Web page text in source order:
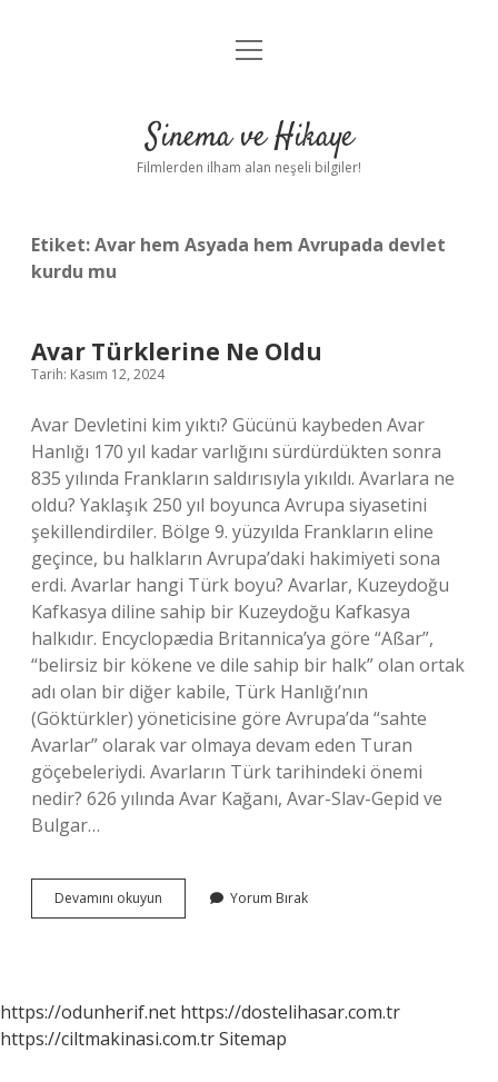
Gizlilik Politikası
Yasal Uyarı
menüyü
Sinema ve Hikaye
Filmlerden ilham alan neşeli bilgiler!
Etiket:Avar hem Asyada hem Avrupada devlet
kurdu mu
Avar Türklerine Ne Oldu
Tarih: Kasım 12, 2024
Avar Devletini kim yıktı? Gücünü kaybeden Avar
Hanlığı 170 yıl kadar varlığını sürdürdükten sonra
835 yılında Frankların saldırısıyla yıkıldı. Avarlara ne
oldu? Yaklaşık 250 yıl boyunca Avrupa siyasetini
şekillendirdiler. Bölge 9. yüzyılda Frankların eline
geçince, bu halkların Avrupa’daki hakimiyeti sona
erdi. Avarlar hangi Türk boyu? Avarlar, Kuzeydoğu
Kafkasya diline sahip bir Kuzeydoğu Kafkasya
halkıdır. Encyclopædia Britannica’ya göre “Aßar”,
“belirsiz bir kökene ve dile sahip bir halk” olan ortak
adı olan bir diğer kabile, Türk Hanlığı’nın
(Göktürkler) yöneticisine göre Avrupa’da “sahte
Avarlar” olarak var olmaya devam eden Turan
göçebeleriydi. Avarların Türk tarihindeki önemi
nedir? 626 yılında Avar Kağanı, Avar-Slav-Gepid ve
Bulgar…
Devamını okuyun
Türklerine
Yorum Bırak
https://odunherif.net https://dostelihasar.com.tr
https://ciltmakinasi.com.trSitemap